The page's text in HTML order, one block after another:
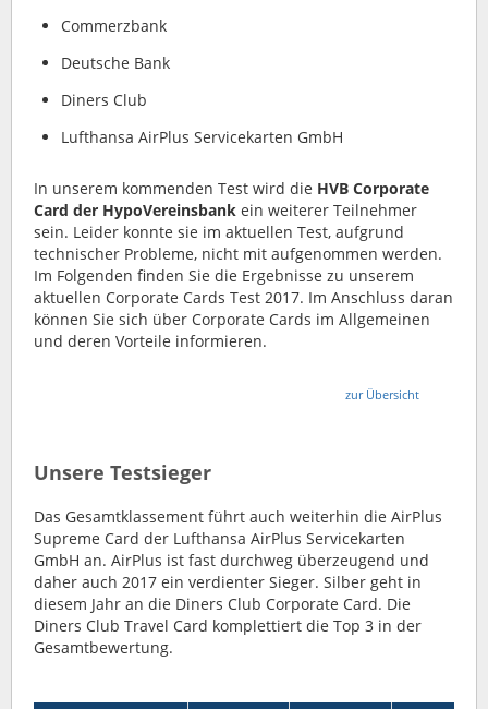
Commerzbank
Deutsche Bank
Diners Club
Lufthansa AirPlus Servicekarten GmbH
In unserem kommenden Test wird die HVB Corporate
Card der HypoVereinsbank ein weiterer Teilnehmer
sein. Leider konnte sie im aktuellen Test, aufgrund
technischer Probleme, nicht mit aufgenommen werden.
Im Folgenden finden Sie die Ergebnisse zu unserem
aktuellen Corporate Cards Test 2017. Im Anschluss daran
können Sie sich über Corporate Cards im Allgemeinen
und deren Vorteile informieren.
zur Übersicht
Unsere Testsieger
Das Gesamtklassement führt auch weiterhin die AirPlus
Supreme Card der Lufthansa AirPlus Servicekarten
GmbH an. AirPlus ist fast durchweg überzeugend und
daher auch 2017 ein verdienter Sieger. Silber geht in
diesem Jahr an die Diners Club Corporate Card. Die
Diners Club Travel Card komplettiert die Top 3 in der
Gesamtbewertung.